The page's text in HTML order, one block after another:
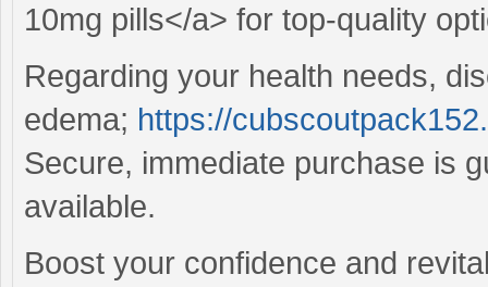
10mg pills</a> for top-quality
Regarding your health needs,
edema; https://
Secure, immediate purchase is
available.
Boost your confidence and